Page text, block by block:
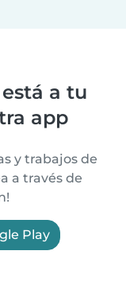
a tu
app
y trabajos de
a través de
Play